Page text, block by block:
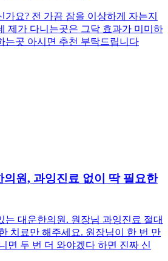
가요? 전 가끔 잠을 이상하게 자는지
제가 다니는곳은 그닥 효과가 미미하
는곳 아시면 추천 부탁드립니다
의원, 과잉진료 없이 딱 필요한
는 대운한의원. 원장님 과잉진료 절대
치료만 해주세요. 원장님이 한 번 만
면 두 번 더 와야겠다 하면 진짜 신